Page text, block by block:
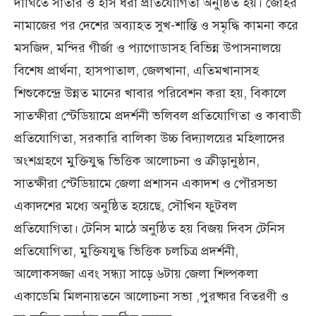
নামাজের পর দেশের অব্যাহত সুখ-শান্তি ও সমৃদ্ধি কামনা করে
মসজিদ, মন্দির গীর্জা ও প্যাগোডাসহ বিভিন্ন উপাসনালয়ে
বিশেষ প্রার্থনা, হাসপাতাল, জেলখানা, এতিমখানাসহ
শিশুকেন্দ্রে উন্নত মানের খাবার পরিবেশন করা হয়, বিকালে
সাতক্ষীরা স্টেডিয়ামে প্রদর্শনী ভলিবল প্রতিযোগিতা ও কাবাডী
প্রতিযোগিতা, সরকারি বালিকা উচ্চ বিদ্যালয়ের মহিলাদের
অংশগ্রহণে মুক্তিযুদ্ধ ভিত্তিক আলোচনা ও ক্রীড়ানুষ্ঠান,
সাতক্ষীরা স্টেডিয়ামে জেলা প্রশাসন একাদশ ও পৌরসভা
একাদশের মধ্যে অনুষ্ঠিত হয়েছে, সৌখিন ফুটবল
প্রতিযোগিতা। টেনিস মাঠে অনুষ্ঠিত হয় বিজয় দিবস টেনিস
প্রতিযোগিতা, মুক্তিযযুদ্ধ ভিত্তিক চলচিত্র প্রদর্শনী,
আলোকসজ্জা এবং সন্ধ্যা সাড়ে ৬টায় জেলা শিল্পকলা
একাডেমি মিলনায়তনে আলোচনা সভা ,পুরষ্কার বিতরণী ও